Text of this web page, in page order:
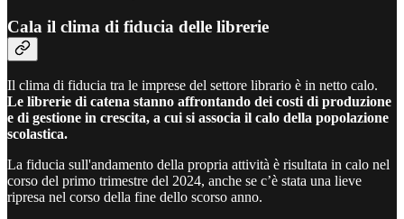
Cala il clima di fiducia delle librerie
Il clima di fiducia tra le imprese del settore librario è in netto calo.
Le librerie di catena stanno affrontando dei costi di produzione
e di gestione in crescita, a cui si associa il calo della popolazione
scolastica.
La fiducia sull'andamento della propria attività è risultata in calo nel
corso del primo trimestre del 2024, anche se c’è stata una lieve
ripresa nel corso della fine dello scorso anno.